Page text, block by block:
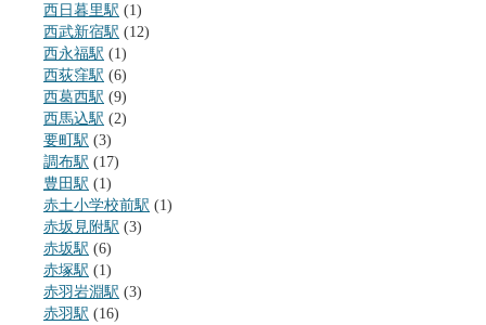
西日暮里駅 (1)
西武新宿駅 (12)
西永福駅 (1)
西荻窪駅 (6)
西葛西駅 (9)
西馬込駅 (2)
要町駅 (3)
調布駅 (17)
豊田駅 (1)
赤土小学校前駅 (1)
赤坂見附駅 (3)
赤坂駅 (6)
赤塚駅 (1)
赤羽岩淵駅 (3)
赤羽駅 (16)